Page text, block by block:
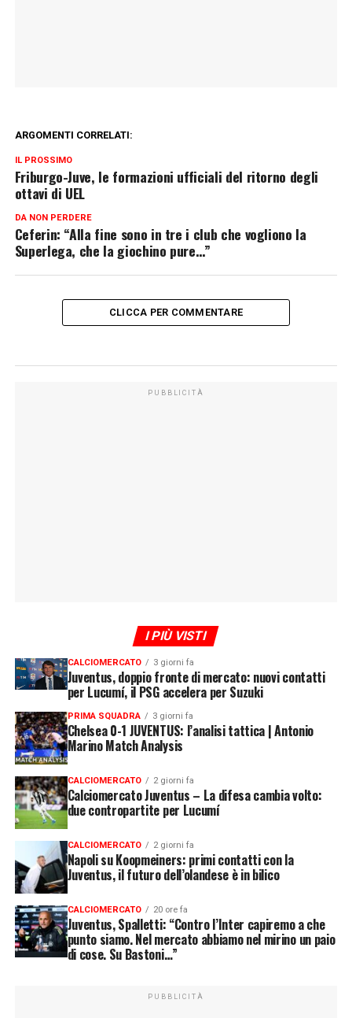
ARGOMENTI CORRELATI:
IL PROSSIMO
Friburgo-Juve, le formazioni ufficiali del ritorno degli
ottavi di UEL
DA NON PERDERE
Ceferin: “Alla fine sono in tre i club che vogliono la
Superlega, che la giochino pure…”
CLICCA PER COMMENTARE
PUBBLICITÀ
I PIÙ VISTI
CALCIOMERCATO 3 giorni fa
Juventus, doppio fronte di mercato: nuovi contatti
per Lucumí, il PSG accelera per Suzuki
PRIMA SQUADRA 3 giorni fa
Chelsea 0-1 JUVENTUS: l’analisi tattica | Antonio
Marino Match Analysis
CALCIOMERCATO 2 giorni fa
Calciomercato Juventus – La difesa cambia volto:
due contropartite per Lucumí
CALCIOMERCATO 2 giorni fa
Napoli su Koopmeiners: primi contatti con la
Juventus, il futuro dell’olandese è in bilico
CALCIOMERCATO 20 ore fa
Juventus, Spalletti: “Contro l’Inter capiremo a che
punto siamo. Nel mercato abbiamo nel mirino un paio
di cose. Su Bastoni…”
PUBBLICITÀ